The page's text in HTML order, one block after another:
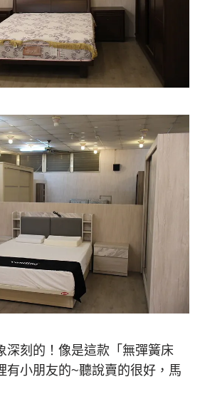
深刻的！像是這款「無彈簧床
有小朋友的~聽說賣的很好，馬